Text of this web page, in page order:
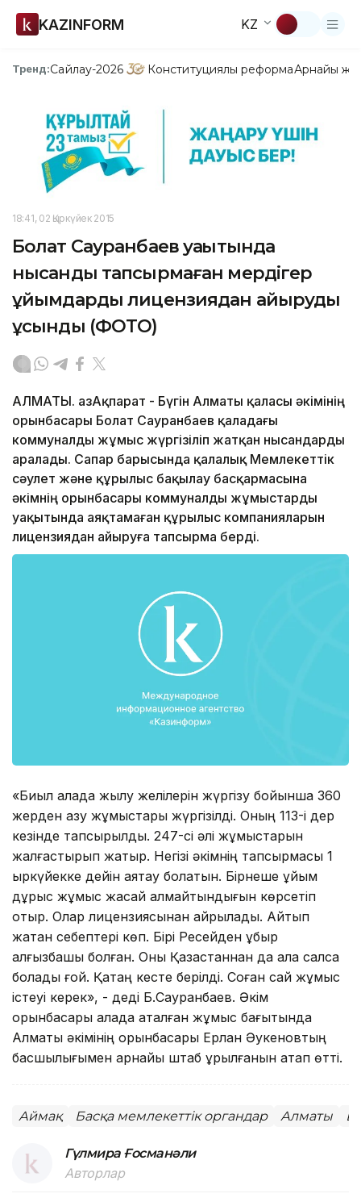
KAZINFORM KZ
Тренд:Сайлау-2026 Конституциялық реформаАрнайы
18:41, 02 Қыркүйек 2015
Болат Сауранбаев уақытында
нысанды тапсырмаған мердігер
ұйымдарды лицензиядан айыруды
ұсынды (ФОТО)
АЛМАТЫ. ҚазАқпарат - Бүгін Алматы қаласы әкімінің
орынбасары Болат Сауранбаев қаладағы
коммуналды жұмыс жүргізіліп жатқан нысандарды
аралады. Сапар барысында қалалық Мемлекеттік
сәулет және құрылыс бақылау басқармасына
әкімнің орынбасары коммуналды жұмыстарды
уақытында аяқтамаған құрылыс компанияларын
лицензиядан айыруға тапсырма берді.
«Биыл қалада жылу желілерін жүргізу бойынша 360
жерден қазу жұмыстары жүргізілді. Оның 113-і дер
кезінде тапсырылды. 247-сі әлі жұмыстарын
жалғастырып жатыр. Негізі әкімнің тапсырмасы 1
қыркүйекке дейін аяқтау болатын. Бірнеше ұйым
дұрыс жұмыс жасай алмайтындығын көрсетіп
отыр. Олар лицензиясынан айрылады. Айтып
жатқан себептері көп. Бірі Ресейден құбыр
алғызбақшы болған. Оны Қазақстаннан да ала салса
болады ғой. Қатаң кесте берілді. Соған сай жұмыс
істеуі керек», - деді Б.Сауранбаев. Әкім
орынбасары қалада аталған жұмыс бағытында
Алматы әкімінің орынбасары Ерлан Әукеновтың
басшылығымен арнайы штаб құрылғанын атап өтті.
Аймақ Басқа мемлекеттік органдар Алматы
Гүлмира Ғосманәли
Авторлар